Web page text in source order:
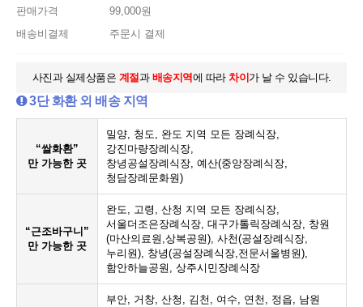
판매가격
99,000원
배송비결제
주문시 결제
사진과 실제상품은 계절과 배송지역에 따라 차이 가 날 수 있습니다.
3단 화환 외 배송 지역
“쌀화환”
만 가능한 곳
밀양, 청도, 완도 지역 모든 장례식장,
강진마량장례식장,
창녕공설장례식장, 예산(중앙장례식장,
청담장례문화원)
“근조바구니”
만 가능한 곳
완도, 고령, 산청 지역 모든 장례식장,
서울더조은장례식장, 대구가톨릭장례식장, 창원
(마산의료원,상복공원), 사천(공설장례식장,
누리원), 창녕(공설장례식장,전문서울병원),
함안하늘공원, 상주시민장례식장
부안, 거창, 산청, 김천, 여수, 연천, 정읍, 남원